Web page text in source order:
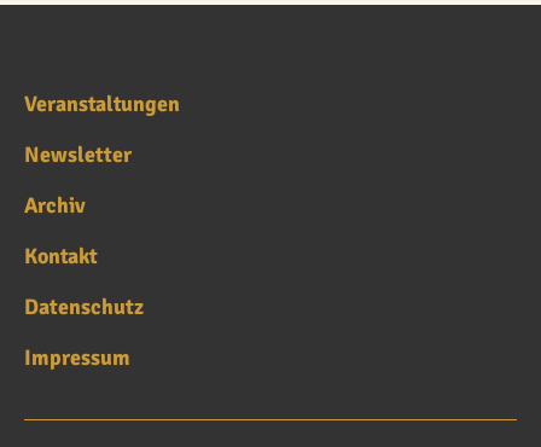
Veranstaltungen
Newsletter
Archiv
Kontakt
Datenschutz
Impressum